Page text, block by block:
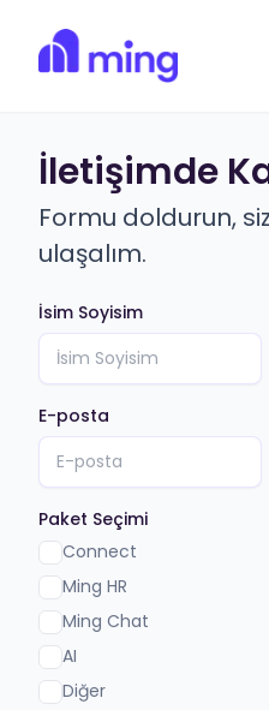
Bize
Demo
İletişimde
Formu doldurun,
ulaşalım.
İsim Soyisim
E-posta
Paket Seçimi
Connect
Ming HR
Ming Chat
AI
Diğer